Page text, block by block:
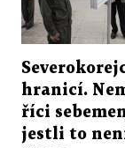
hranicí.
říci
jestli to